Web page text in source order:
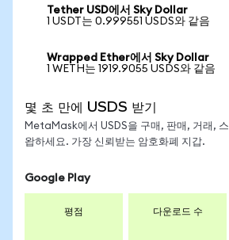
Tether USD에서 Sky Dollar
1 USDT는 0.999551 USDS와 같음
Wrapped Ether에서 Sky Dollar
1 WETH는 1919.9055 USDS와 같음
몇 초 만에 USDS 받기
MetaMask에서 USDS을 구매, 판매, 거래, 스
왑하세요. 가장 신뢰받는 암호화폐 지갑.
Google Play
평점 다운로드 수